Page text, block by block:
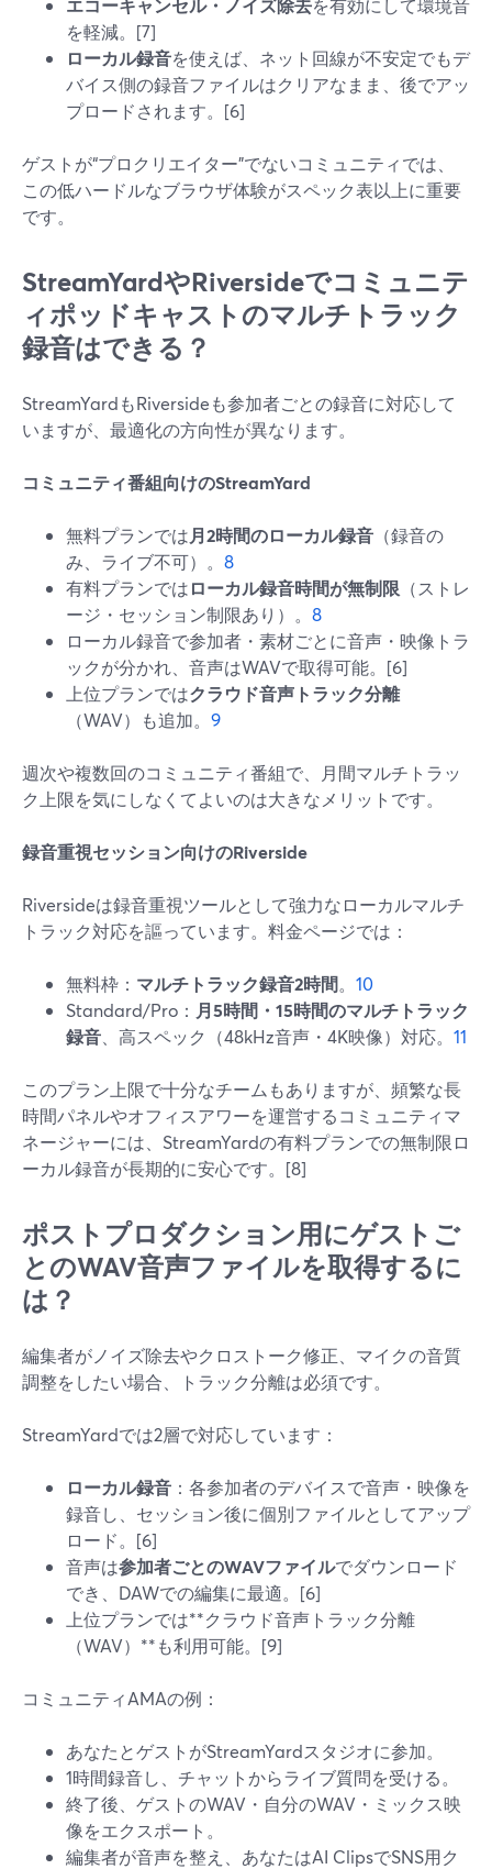
エコーキャンセル・ノイズ除去を有効にして環境音
を軽減。[7]
ローカル録音を使えば、ネット回線が不安定でもデ
バイス側の録音ファイルはクリアなまま、後でアッ
プロードされます。[6]
ゲストが“プロクリエイター”でないコミュニティでは、
この低ハードルなブラウザ体験がスペック表以上に重要
です。
StreamYardやRiversideでコミュニテ
ィポッドキャストのマルチトラック
録音はできる？
StreamYardもRiversideも参加者ごとの録音に対応して
いますが、最適化の方向性が異なります。
コミュニティ番組向けのStreamYard
無料プランでは月2時間のローカル録音 （録音の
み、ライブ不可）。 8
有料プランではローカル録音時間が無制限 （ストレ
ージ・セッション制限あり）。 8
ローカル録音で参加者・素材ごとに音声・映像トラ
ックが分かれ、音声はWAVで取得可能。[6]
上位プランではクラウド音声トラック分離
（WAV）も追加。 9
週次や複数回のコミュニティ番組で、月間マルチトラッ
ク上限を気にしなくてよいのは大きなメリットです。
録音重視セッション向けのRiverside
Riversideは録音重視ツールとして強力なローカルマルチ
トラック対応を謳っています。料金ページでは：
無料枠： マルチトラック録音2時間。 10
Standard/Pro： 月5時間・15時間のマルチトラック
録音 、高スペック（48kHz音声・4K映像）対応。 11
このプラン上限で十分なチームもありますが、頻繁な長
時間パネルやオフィスアワーを運営するコミュニティマ
ネージャーには、StreamYardの有料プランでの無制限ロ
ーカル録音が長期的に安心です。[8]
ポストプロダクション用にゲストご
とのWAV音声ファイルを取得するに
は？
編集者がノイズ除去やクロストーク修正、マイクの音質
調整をしたい場合、トラック分離は必須です。
StreamYardでは2層で対応しています：
ローカル録音 ：各参加者のデバイスで音声・映像を
録音し、セッション後に個別ファイルとしてアップ
ロード。[6]
音声は参加者ごとのWAVファイルでダウンロード
でき、DAWでの編集に最適。[6]
上位プランでは**クラウド音声トラック分離
（WAV）**も利用可能。[9]
コミュニティAMAの例：
あなたとゲストがStreamYardスタジオに参加。
1時間録音し、チャットからライブ質問を受ける。
終了後、ゲストのWAV・自分のWAV・ミックス映
像をエクスポート。
編集者が音声を整え、あなたはAI ClipsでSNS用ク